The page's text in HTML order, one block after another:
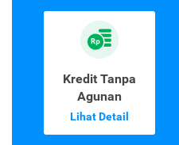
Kredit Tanpa
Agunan
Lihat Detail